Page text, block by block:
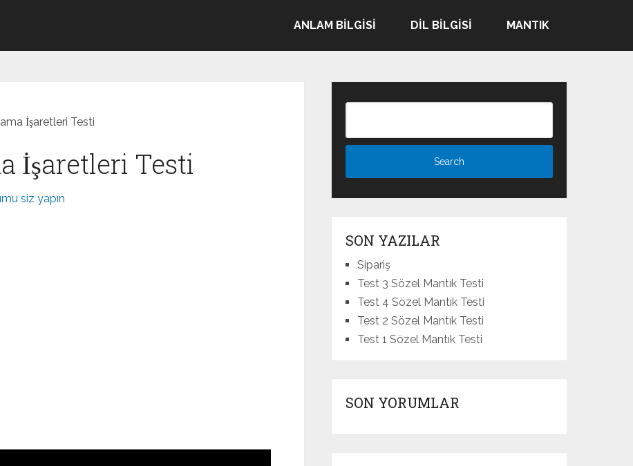
ANLAM BILGISI DIL BILGISI MANTIK
İşaretleri Testi
İşaretleri Testi
siz yapın
SON YAZILAR
Sipariş
Test 3 Sözel Mantık Testi
Test 4 Sözel Mantık Testi
Test 2 Sözel Mantık Testi
Test 1 Sözel Mantık Testi
SON YORUMLAR